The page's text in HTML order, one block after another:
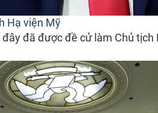
Hạ viện Mỹ
đã được đề cử làm Chủ